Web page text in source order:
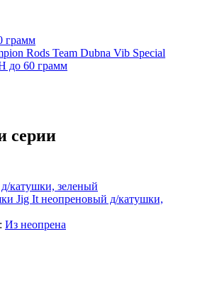
Rods Team Dubna Vib Special
до 60 грамм
серии
Jig It неопреновый д/катушки,
Из неопрена